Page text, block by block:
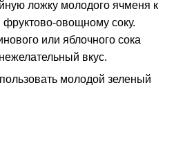
ложку молодого ячменя к
овощному соку.
или яблочного сока
вкус.
молодой зеленый